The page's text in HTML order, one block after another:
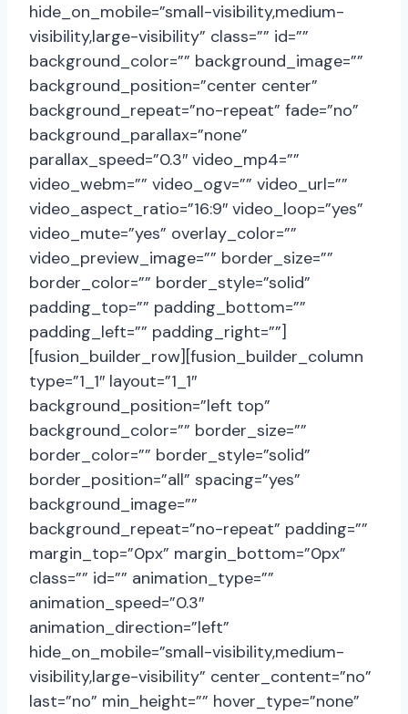
hide_on_mobile=”small-visibility,medium-
visibility,large-visibility” class=”” id=””
background_color=”” background_image=””
background_position=”center center”
background_repeat=”no-repeat” fade=”no”
background_parallax=”none”
parallax_speed=”0.3″ video_mp4=””
video_webm=”” video_ogv=”” video_url=””
video_aspect_ratio=”16:9″ video_loop=”yes”
video_mute=”yes” overlay_color=””
video_preview_image=”” border_size=””
border_color=”” border_style=”solid”
padding_top=”” padding_bottom=””
padding_left=”” padding_right=””]
[fusion_builder_row][fusion_builder_column
type=”1_1″ layout=”1_1″
background_position=”left top”
background_color=”” border_size=””
border_color=”” border_style=”solid”
border_position=”all” spacing=”yes”
background_image=””
background_repeat=”no-repeat” padding=””
margin_top=”0px” margin_bottom=”0px”
class=”” id=”” animation_type=””
animation_speed=”0.3″
animation_direction=”left”
hide_on_mobile=”small-visibility,medium-
visibility,large-visibility” center_content=”no”
last=”no” min_height=”” hover_type=”none”